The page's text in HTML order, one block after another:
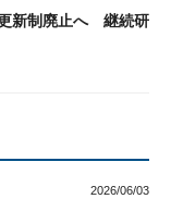
新制廃止へ 継続研
2026/06/03